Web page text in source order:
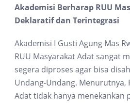
Akademisi Berharap RUU
Deklaratif dan Terintegrasi
Akademisi I Gusti Agung Mas
RUU Masyarakat Adat sangat
segera diproses agar bisa
Undang-Undang. Menurutnya,
Adat tidak hanya menekankan